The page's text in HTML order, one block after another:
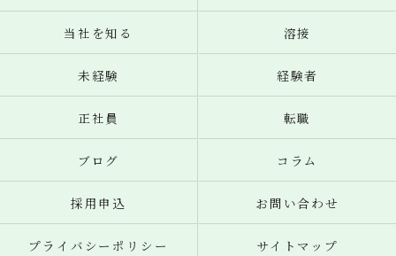
当社を知る 溶接
未経験 経験者
正社員 転職
ブログ コラム
採用申込 お問い合わせ
プライバシーポリシー サイトマップ